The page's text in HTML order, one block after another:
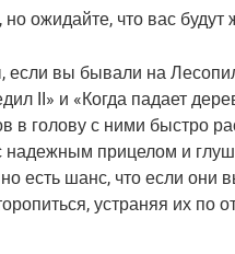
ожидайте, что вас будут
вы бывали на
II» и «Когда падает
в голову с ними быстро
надежным прицелом и
есть шанс, что если они
устраняя их по